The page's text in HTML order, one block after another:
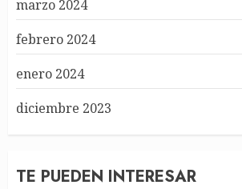
marzo 2024
febrero 2024
enero 2024
diciembre 2023
TE PUEDEN INTERESAR